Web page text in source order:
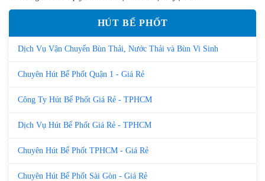
HÚT BỂ PHỐT
Dịch Vụ Vận Chuyển Bùn Thải, Nước Thải và Bùn Vi Sinh
Chuyên Hút Bể Phốt Quận 1 - Giá Rẻ
Công Ty Hút Bể Phốt Giá Rẻ - TPHCM
Dịch Vụ Hút Bể Phốt Giá Rẻ - TPHCM
Chuyên Hút Bể Phốt TPHCM - Giá Rẻ
Chuyên Hút Bể Phốt Sài Gòn - Giá Rẻ